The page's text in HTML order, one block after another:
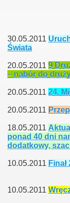
30.05.2011
Świata
20.05.2011 9
– nabór do
20.05.2011 24.
20.05.2011
18.05.2011
ponad 40 dni
dodatkowy,
10.05.2011
10.05.2011